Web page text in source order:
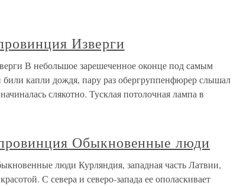
Изверги
В небольшое зарешеченное оконце под самым
капли дождя, пару раз обергруппенфюрер слышал
слякотно. Тусклая потолочная лампа в
Обыкновенные люди
люди Курляндия, западная часть Латвии,
С севера и северо-запада ее ополаскивает